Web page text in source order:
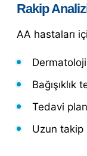
Rakip
AA hastaları
Tedavi
Uzun takip